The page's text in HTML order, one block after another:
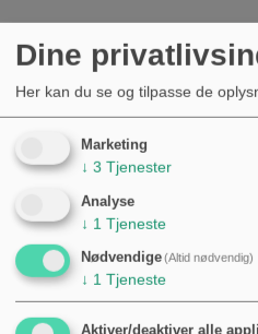
Dine
Her kan du se og tilpasse de
Marketing
↓ 3 Tjenester
Analyse
↓ 1 Tjeneste
Nødvendige(Altid nødvendig)
↓ 1 Tjeneste
Aktiver/deaktiver alle